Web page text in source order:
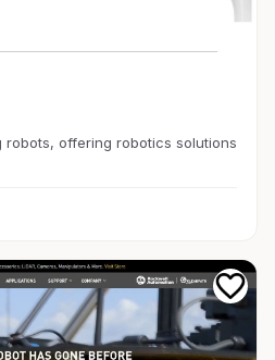
robots, offering robotics solutions